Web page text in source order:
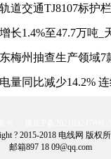
道交通TJ8107标护
长1.4%至47.7万吨_
州抽查生产领域7款电
比减少14.2% 连续第4个
? 2015-2018 电线网 版权
邮箱897 18 09@qq.com